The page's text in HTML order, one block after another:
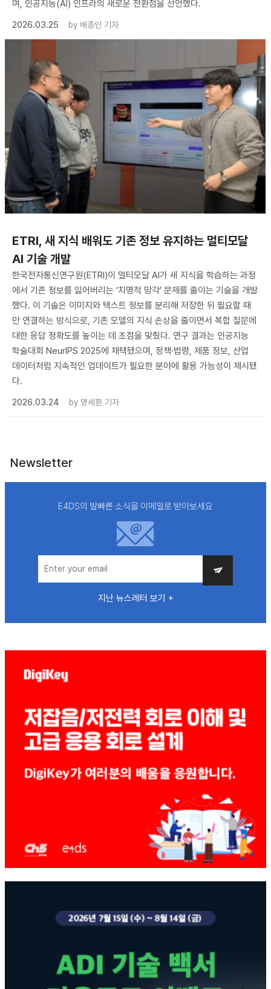
며, 인공지능(AI) 인프라의 새로운 전환점을 선언했다.
2026.03.25
by 배종인 기자
ETRI, 새 지식 배워도 기존 정보 유지하는 멀티모달
AI 기술 개발
한국전자통신연구원(ETRI)이 멀티모달 AI가 새 지식을 학습하는 과정
에서 기존 정보를 잃어버리는 ‘치명적 망각’ 문제를 줄이는 기술을 개발
했다. 이 기술은 이미지와 텍스트 정보를 분리해 저장한 뒤 필요할 때
만 연결하는 방식으로, 기존 모델의 지식 손상을 줄이면서 복합 질문에
대한 응답 정확도를 높이는 데 초점을 맞췄다. 연구 결과는 인공지능
학술대회 NeurIPS 2025에 채택됐으며, 정책·법령, 제품 정보, 산업
데이터처럼 지속적인 업데이트가 필요한 분야에 활용 가능성이 제시됐
다.
2026.03.24
by 명세환 기자
Newsletter
E4DS의 발빠른 소식을 이메일로 받아보세요
지난 뉴스레터 보기 +